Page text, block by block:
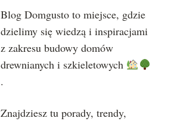
Blog Domgusto to miejsce, gdzie
dzielimy się wiedzą i inspiracjami
z zakresu budowy domów
drewnianych i szkieletowych
.
Znajdziesz tu porady, trendy,